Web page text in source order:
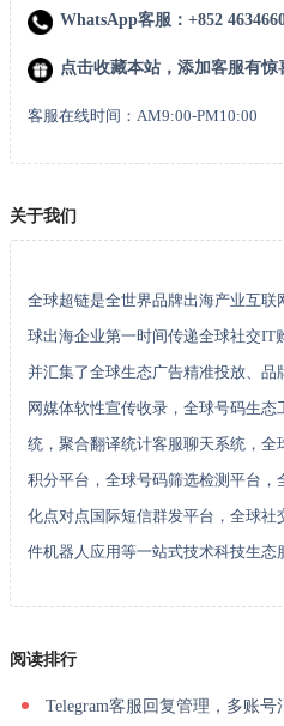
WhatsApp客服：+852
点击收藏本站，添加客服有惊
客服在线时间：AM9:00-PM10:00
关于我们
全球超链是全世界品牌出海产业互
球出海企业第一时间传递全球社交IT
并汇集了全球生态广告精准投放、
网媒体软性宣传收录，全球号码生
统，聚合翻译统计客服聊天系统，
积分平台，全球号码筛选检测平台
化点对点国际短信群发平台，全球
件机器人应用等一站式技术科技生态
阅读排行
Telegram客服回复管理，多账